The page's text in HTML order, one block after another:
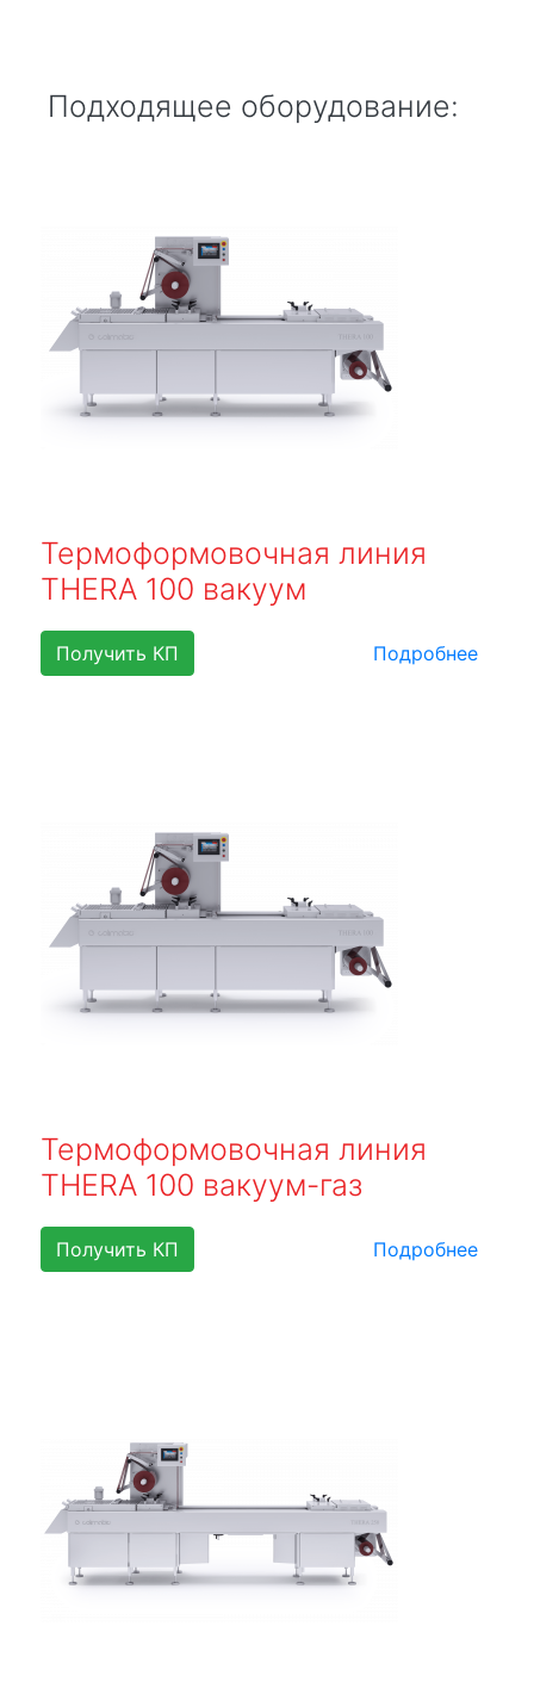
Подходящее оборудование:
Термоформовочная линия
THERA 100 вакуум
Получить КП Подробнее
Термоформовочная линия
THERA 100 вакуум-газ
Получить КП Подробнее